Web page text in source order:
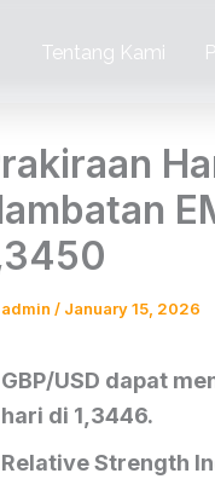
Tentang Kami
admin / January 15, 2026
GBP/USD dapat
hari di 1,3446.
Relative Strength